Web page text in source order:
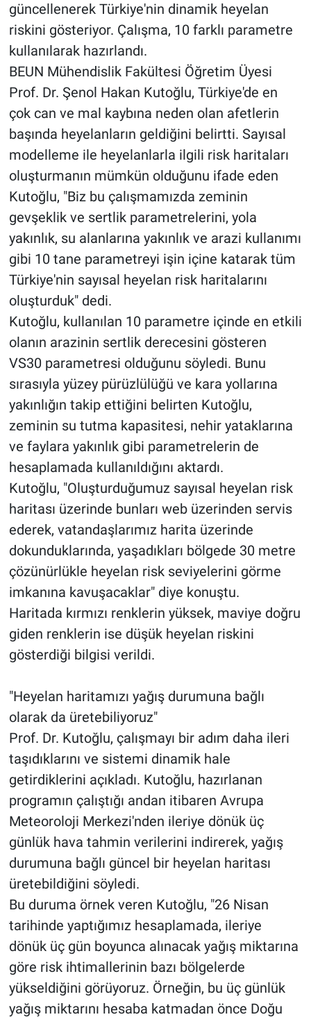
güncellenerek Türkiye'nin dinamik heyelan
riskini gösteriyor. Çalışma, 10 farklı parametre
kullanılarak hazırlandı.
BEUN Mühendislik Fakültesi Öğretim Üyesi
Prof. Dr. Şenol Hakan Kutoğlu, Türkiye'de en
çok can ve mal kaybına neden olan afetlerin
başında heyelanların geldiğini belirtti. Sayısal
modelleme ile heyelanlarla ilgili risk haritaları
oluşturmanın mümkün olduğunu ifade eden
Kutoğlu, "Biz bu çalışmamızda zeminin
gevşeklik ve sertlik parametrelerini, yola
yakınlık, su alanlarına yakınlık ve arazi kullanımı
gibi 10 tane parametreyi işin içine katarak tüm
Türkiye'nin sayısal heyelan risk haritalarını
oluşturduk" dedi.
Kutoğlu, kullanılan 10 parametre içinde en etkili
olanın arazinin sertlik derecesini gösteren
VS30 parametresi olduğunu söyledi. Bunu
sırasıyla yüzey pürüzlülüğü ve kara yollarına
yakınlığın takip ettiğini belirten Kutoğlu,
zeminin su tutma kapasitesi, nehir yataklarına
ve faylara yakınlık gibi parametrelerin de
hesaplamada kullanıldığını aktardı.
Kutoğlu, "Oluşturduğumuz sayısal heyelan risk
haritası üzerinde bunları web üzerinden servis
ederek, vatandaşlarımız harita üzerinde
dokunduklarında, yaşadıkları bölgede 30 metre
çözünürlükle heyelan risk seviyelerini görme
imkanına kavuşacaklar" diye konuştu.
Haritada kırmızı renklerin yüksek, maviye doğru
giden renklerin ise düşük heyelan riskini
gösterdiği bilgisi verildi.
"Heyelan haritamızı yağış durumuna bağlı
olarak da üretebiliyoruz"
Prof. Dr. Kutoğlu, çalışmayı bir adım daha ileri
taşıdıklarını ve sistemi dinamik hale
getirdiklerini açıkladı. Kutoğlu, hazırlanan
programın çalıştığı andan itibaren Avrupa
Meteoroloji Merkezi'nden ileriye dönük üç
günlük hava tahmin verilerini indirerek, yağış
durumuna bağlı güncel bir heyelan haritası
üretebildiğini söyledi.
Bu duruma örnek veren Kutoğlu, "26 Nisan
tarihinde yaptığımız hesaplamada, ileriye
dönük üç gün boyunca alınacak yağış miktarına
göre risk ihtimallerinin bazı bölgelerde
yükseldiğini görüyoruz. Örneğin, bu üç günlük
yağış miktarını hesaba katmadan önce Doğu